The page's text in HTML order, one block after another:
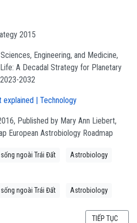
2015
Engineering, and Medicine,
A Decadal Strategy for Planetary
2032
explained | Technology
Published by Mary Ann Liebert,
European Astrobiology Roadmap
ngoài Trái Đất Astrobiology
ngoài Trái Đất Astrobiology
BÀI VIẾT KẾ
TIẾP TỤC